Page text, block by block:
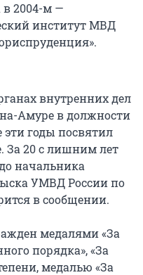
в 2004-м —
институт МВД
внутренних дел
на-Амуре в должности
эти годы посвятил
За 20 с лишним лет
начальника
УМВД России по
в сообщении.
медалями «За
порядка», «За
медалью «За